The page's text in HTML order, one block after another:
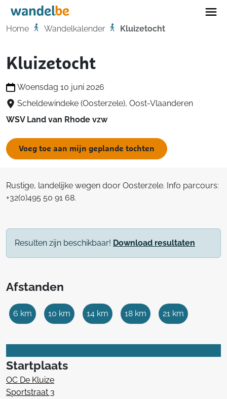
Home
Home Wandelkalender Kluizetocht
Kluizetocht
Woensdag 10 juni 2026
Scheldewindeke (Oosterzele), Oost-Vlaanderen
WSV Land van Rhode vzw
Voeg toe aan mijn geplande tochten
Rustige, landelijke wegen door Oosterzele. Info parcours:
+32(0)495 50 91 68.
Resulten zijn beschikbaar! Download resultaten
Afstanden
6 km 10 km 14 km 18 km 21 km
Startplaats
OC De Kluize
Sportstraat 3